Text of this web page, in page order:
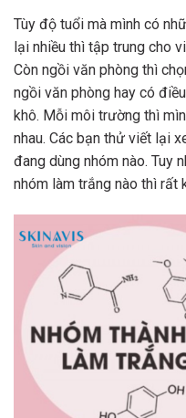
Tùy độ tuổi mà mình có
lại nhiều thì tập trung cho
Còn ngồi văn phòng thì
ngồi văn phòng hay có
khô. Mỗi môi trường thì
nhau. Các bạn thử viết lại
đang dùng nhóm nào. Tuy
nhóm làm trắng nào thì rất